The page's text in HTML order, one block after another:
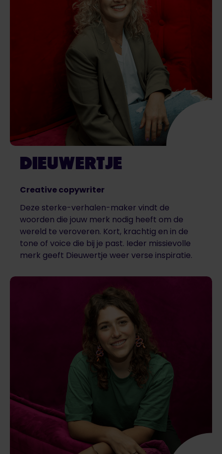
DIEUWERTJE
Creative copywriter
Deze sterke-verhalen-maker vindt de
woorden die jouw merk nodig heeft om de
wereld te veroveren. Kort, krachtig en in de
tone of voice die bij je past. Ieder missievolle
merk geeft Dieuwertje weer verse inspiratie.